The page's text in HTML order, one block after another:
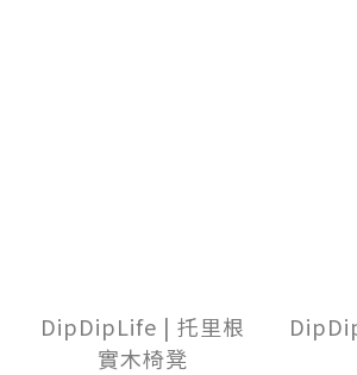
DipDipLife | 托里根
實木椅凳